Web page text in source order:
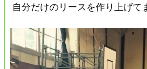
自分だけのリースを作り上げて